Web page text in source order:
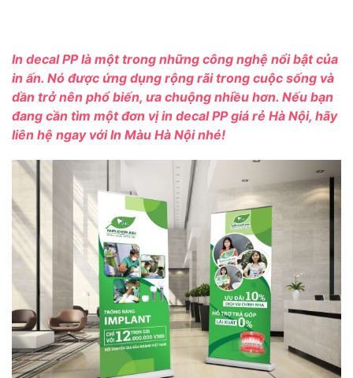
In decal PP là một trong những công nghệ nổi bật của
in ấn. Nó được ứng dụng rộng rãi trong cuộc sống và
dần trở nên phổ biến, ưa chuộng nhiều hơn. Nếu bạn
đang cần tìm một đơn vị in decal PP giá rẻ Hà Nội, hãy
liên hệ ngay vớiIn Màu Hà Nộinhé!